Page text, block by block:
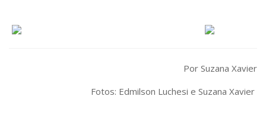
Por Suzana Xavier
Fotos: Edmilson Luchesi e Suzana Xavier